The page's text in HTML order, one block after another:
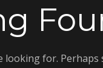
looking for.